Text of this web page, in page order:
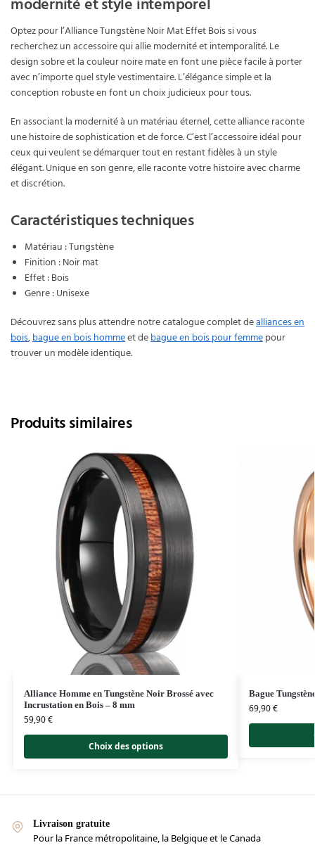
modernité et style intemporel
Optez pour l’Alliance Tungstène Noir Mat Effet Bois si vous
recherchez un accessoire qui allie modernité et intemporalité. Le
design sobre et la couleur noire mate en font une pièce facile à porter
avec n’importe quel style vestimentaire. L’élégance simple et la
conception robuste en font un choix judicieux pour tous.
En associant la modernité à un matériau éternel, cette alliance raconte
une histoire de sophistication et de force. C’est l’accessoire idéal pour
ceux qui veulent se démarquer tout en restant fidèles à un style
élégant. Unique en son genre, elle raconte votre histoire avec charme
et discrétion.
Caractéristiques techniques
Matériau : Tungstène
Finition : Noir mat
Effet : Bois
Genre : Unisexe
Découvrez sans plus attendre notre catalogue complet dealliances en
bois,bague en bois hommeet debague en bois pour femmepour
trouver un modèle identique.
Produits similaires
Alliance Homme en Tungstène Noir Brossé avec
Incrustation en Bois – 8 mm
59,90€
Choix des options
Bague
69,90€
Livraison gratuite
Pour la France métropolitaine, la Belgique et le Canada